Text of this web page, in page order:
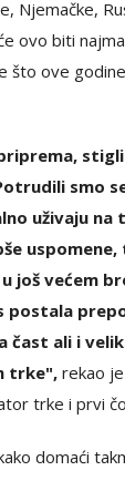
Njemačke,
ovo biti
što ove
smo
uživaju na
uspomene,
još većem
postala
čast ali i
trke", rekao
trke i prvi
domaći